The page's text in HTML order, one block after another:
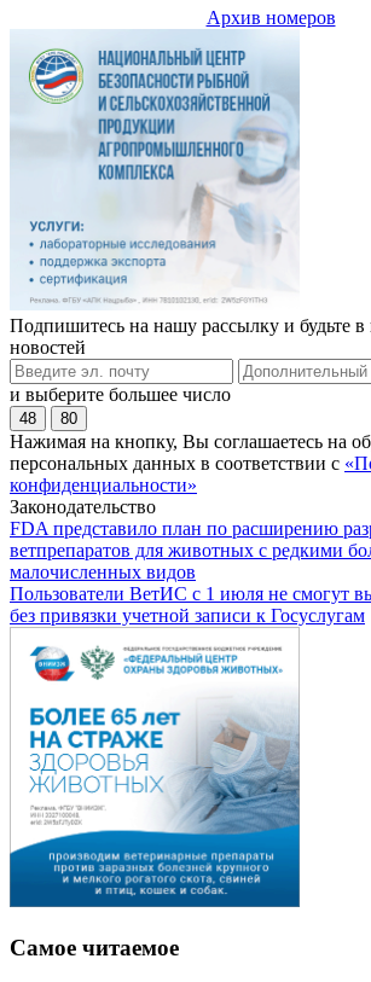
Архив номеров
Подпишитесь на нашу рассылку и будьте в
новостей
и выберите большее число
48 80
Нажимая на кнопку, Вы соглашаетесь на
персональных данных в соответствии с
конфиденциальности»
Законодательство
FDA представило план по расширению
ветпрепаратов для животных с редкими
малочисленных видов
Пользователи ВетИС с 1 июля не смогут
без привязки учетной записи к Госуслугам
Самое читаемое